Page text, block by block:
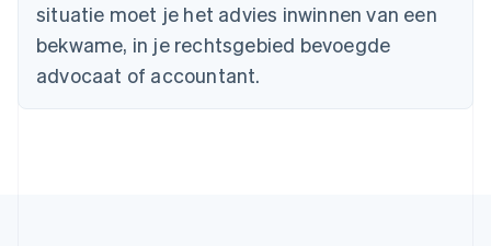
situatie moet je het advies inwinnen van een
bekwame, in je rechtsgebied bevoegde
advocaat of accountant.
Duitsland
DeutschEnglish
Estland
English
Finland